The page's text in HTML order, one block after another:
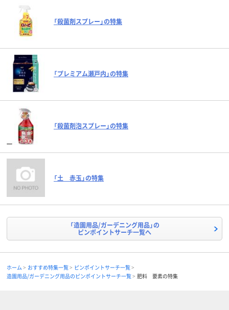
「殺菌剤スプレー」の特集
「プレミアム瀬戸内」の特集
「殺菌剤泡スプレー」の特集
「土 赤玉」の特集
「造園用品/ガーデニング用品」の
ピンポイントサーチ一覧へ
ホーム おすすめ特集一覧
ピンポイントサーチ一覧
造園用品/ガーデニング用品のピンポイントサーチ一覧
肥料 要素の特集